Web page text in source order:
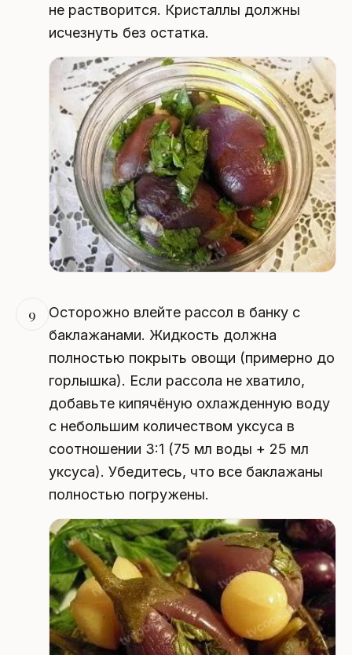
не растворится. Кристаллы должны
исчезнуть без остатка.
9
Осторожно влейте рассол в банку с
баклажанами. Жидкость должна
полностью покрыть овощи (примерно до
горлышка). Если рассола не хватило,
добавьте кипячёную охлажденную воду
с небольшим количеством уксуса в
соотношении 3:1 (75 мл воды + 25 мл
уксуса). Убедитесь, что все баклажаны
полностью погружены.